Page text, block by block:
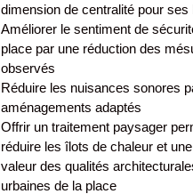
dimension de centralité pour ses
Améliorer le sentiment de
place par une réduction des
observés
Réduire les nuisances sonores
aménagements adaptés
Offrir un traitement paysager
réduire les îlots de chaleur et
valeur des qualités
urbaines de la place